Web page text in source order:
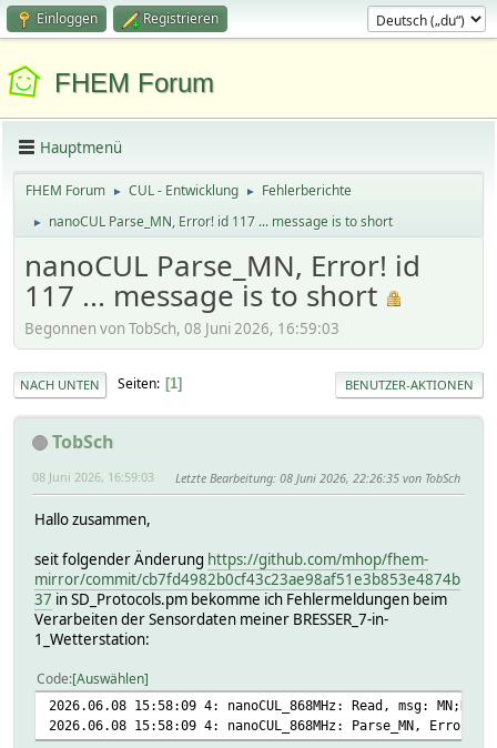
Einloggen Registrieren
FHEM Forum
Hauptmenü
FHEM Forum ► CUL - Entwicklung ► Fehlerberichte
► nanoCUL Parse_MN, Error! id 117 ... message is to short
nanoCUL Parse_MN, Error! id
117 ... message is to short
Begonnen von TobSch, 08 Juni 2026, 16:59:03
NACH UNTEN Seiten 1 BENUTZER-AKTIONEN
TobSch
08 Juni 2026, 16:59:03 Letzte Bearbeitung: 08 Juni 2026, 22:26:35 von TobSch
Hallo zusammen,
seit folgender Änderung https://github.com/mhop/fhem-
mirror/commit/cb7fd4982b0cf43c23ae98af51e3b853e4874b
37 in SD_Protocols.pm bekomme ich Fehlermeldungen beim
Verarbeiten der Sensordaten meiner BRESSER_7-in-
1_Wetterstation:
Code Auswählen
2026.06.08 15:58:09 4: nanoCUL_868MHz: Read, msg:
2026.06.08 15:58:09 4: nanoCUL_868MHz: Parse_MN, Error! id